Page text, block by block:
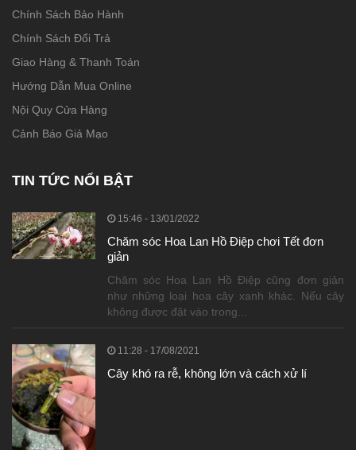
Chính Sách Bảo Hành
Chính Sách Đổi Trả
Giao Hàng & Thanh Toán
Hướng Dẫn Mua Online
Nội Quy Cửa Hàng
Cảnh Báo Giả Mạo
TIN TỨC NỔI BẬT
15:46 - 13/01/2022
Chăm sóc Hoa Lan Hồ Điệp chơi Tết đơn
giản
Chăm sóc Hoa Lan Hồ Điệp cũng đơn giản
như những loại hoa cây xanh khác. Nếu cây
không được đặt vào trong...
11:28 - 17/08/2021
Cây khó ra rễ, không lớn và cách xử lí